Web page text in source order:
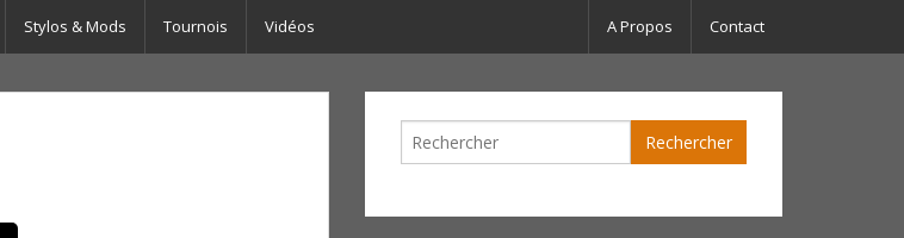
Stylos & Mods Tournois Vidéos A Propos Contact